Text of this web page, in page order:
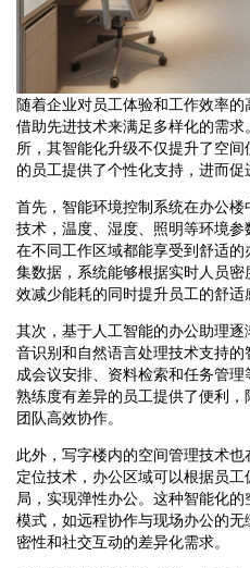
随着企业对员工体验和工作效率
借助先进技术来满足多样化的需
所，其智能化升级不仅提升了空
的员工提供了个性化支持，进而促
首先，智能环境控制系统在办公
技术，温度、湿度、照明等环境
在不同工作区域都能享受到舒适
集数据，系统能够根据实时人员
效减少能耗的同时提升员工的舒适
其次，基于人工智能的办公助理
音识别和自然语言处理技术支持
成会议安排、资料检索和任务管
熟练度有差异的员工提供了便利
团队高效协作。
此外，写字楼内的空间管理技术
定位技术，办公区域可以根据员
局，实现弹性办公。这种智能化
模式，如远程协作与现场办公的
密性和社交互动的差异化需求。